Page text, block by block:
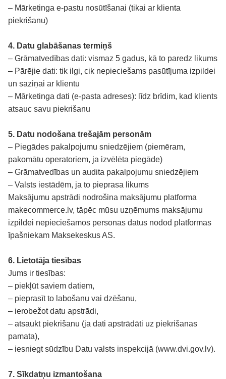
– Mārketinga e-pastu nosūtīšanai (tikai ar klienta
piekrišanu)
4. Datu glabāšanas termiņš
– Grāmatvedības dati: vismaz 5 gadus, kā to paredz likums
– Pārējie dati: tik ilgi, cik nepieciešams pasūtījuma izpildei
un saziņai ar klientu
– Mārketinga dati (e-pasta adreses): līdz brīdim, kad klients
atsauc savu piekrišanu
5. Datu nodošana trešajām personām
– Piegādes pakalpojumu sniedzējiem (piemēram,
pakomātu operatoriem, ja izvēlēta piegāde)
– Grāmatvedības un audita pakalpojumu sniedzējiem
– Valsts iestādēm, ja to pieprasa likums
Maksājumu apstrādi nodrošina maksājumu platforma
makecommerce.lv, tāpēc mūsu uzņēmums maksājumu
izpildei nepieciešamos personas datus nodod platformas
īpašniekam Maksekeskus AS.
6. Lietotāja tiesības
Jums ir tiesības:
– piekļūt saviem datiem,
– pieprasīt to labošanu vai dzēšanu,
– ierobežot datu apstrādi,
– atsaukt piekrišanu (ja dati apstrādāti uz piekrišanas
pamata),
– iesniegt sūdzību Datu valsts inspekcijā (www.dvi.gov.lv).
7. Sīkdatņu izmantošana